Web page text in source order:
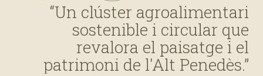
“Un clúster agroalimentari
sostenible i circular que
revalora el paisatge i el
patrimoni de l'Alt Penedès.”